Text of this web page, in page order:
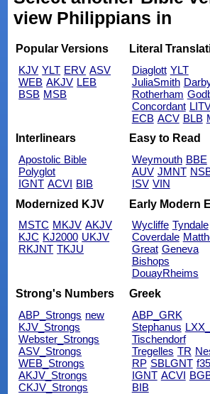
view Philippians in
Popular Versions
KJV YLT ERV ASV
WEB AKJV LEB
BSB MSB
Literal
Diaglott YLT
JuliaSmith
Rotherham
Concordant
ECB ACV BLB
Interlinears
Apostolic Bible
Polyglot
IGNT ACVI BIB
Easy to Read
Weymouth BBE
AUV JMNT
ISV VIN
Modernized KJV
MSTC MKJV AKJV
KJC KJ2000 UKJV
RKJNT TKJU
Early Modern
Wycliffe Tyndale
Coverdale
Great Geneva
Bishops
DouayRheims
Strong's Numbers
ABP_Strongs new
KJV_Strongs
Webster_Strongs
ASV_Strongs
WEB_Strongs
AKJV_Strongs
CKJV_Strongs
Greek
ABP_GRK
Stephanus
Tischendorf
Tregelles TR
RP SBLGNT f35
IGNT ACVI
BIB